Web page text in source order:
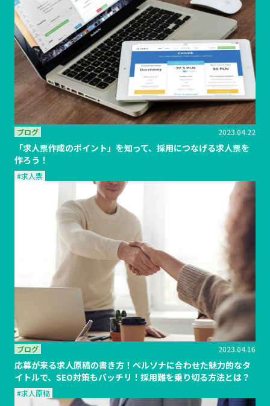
ブログ 2023.04.22
「求人票作成のポイント」を知って、採用につなげる求人票を
作ろう！
#求人票
ブログ 2023.04.16
応募が来る求人原稿の書き方！ペルソナに合わせた魅力的なタ
イトルで、SEO対策もバッチリ！採用難を乗り切る方法とは？
#求人原稿